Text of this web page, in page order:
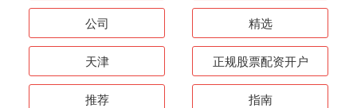
公司 精选
天津 正规股票配资开户
推荐 指南